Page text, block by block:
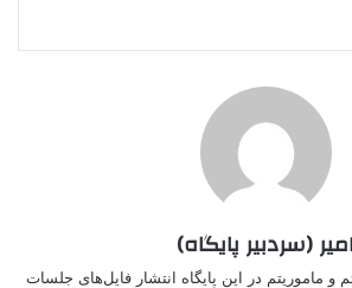
امیر (سردبیر پایگاه)
و ماموریتم در این پایگاه انتشار فایل‌های جلسات